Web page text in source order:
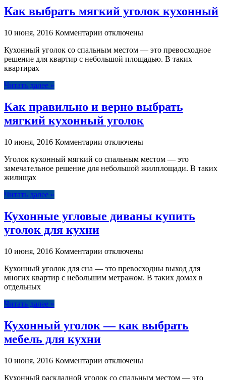
Как выбрать мягкий уголок кухонный
10 июня, 2016 Комментарии к
Как
выбрать
отключены
Кухонный уголок со спальным местом — это превосходное
решение для квартир с небольшой площадью. В таких
квартирах
Читать далее »
Как правильно и верно выбрать
мягкий кухонный уголок
10 июня, 2016 Комментарии к
Как
правильно
кухонный
уголок
отключены
Уголок кухонный мягкий со спальным местом — это
замечательное решение для небольшой жилплощади. В таких
жилищах
Читать далее »
Кухонные угловые диваны купить
уголок для кухни
10 июня, 2016 Комментарии к
Кухонные
угловые
кухни
отключены
Кухонный уголок для сна — это превосходны выход для
многих квартир с небольшим метражом. В таких домах в
отдельных
Читать далее »
Кухонный уголок — как выбрать
мебель для кухни
10 июня, 2016 Комментарии к
Кухонный
отключены
Кухонный раскладной уголок со спальным местом — это